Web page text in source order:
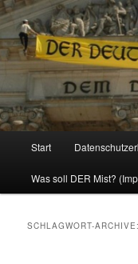
Politik, Wirtschaft,
Zum
Inhalt
Zum
sekundären
Start
Was soll DER Mist?
SCHLAGWORT-